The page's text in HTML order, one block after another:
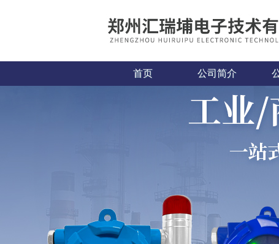
首页 公司简介